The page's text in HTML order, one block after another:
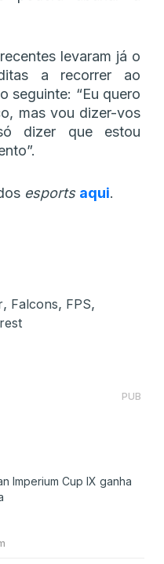
levaram já o
a recorrer ao
seguinte: “Eu quero
mas vou dizer-vos
dizer que estou
esports aqui.
, Falcons, FPS,
PUB
Imperium Cup IX ganha